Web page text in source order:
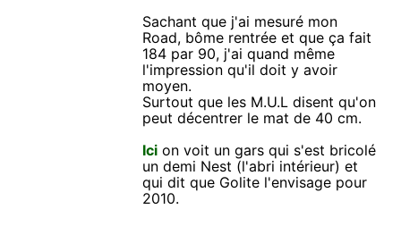
Sachant que j'ai mesuré mon
Road, bôme rentrée et que ça fait
184 par 90, j'ai quand même
l'impression qu'il doit y avoir
moyen.
Surtout que les M.U.L disent qu'on
peut décentrer le mat de 40 cm.
Ici on voit un gars qui s'est bricolé
un demi Nest (l'abri intérieur) et
qui dit que Golite l'envisage pour
2010.